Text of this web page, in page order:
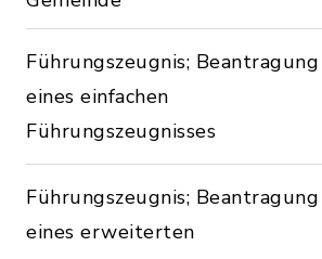
Führungszeugnis; Beantragung
eines einfachen
Führungszeugnisses
Führungszeugnis; Beantragung
eines erweiterten